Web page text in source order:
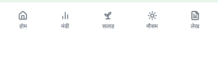
होम मंडी सलाह मौसम लेख